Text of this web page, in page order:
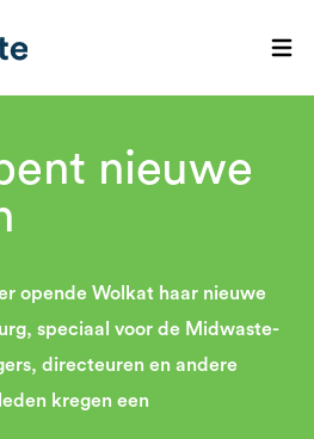
nieuwe
opende Wolkat haar nieuwe
speciaal voor de Midwaste-
directeuren en andere
kregen een